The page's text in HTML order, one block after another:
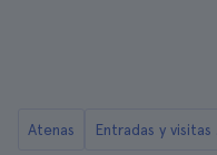
Atenas